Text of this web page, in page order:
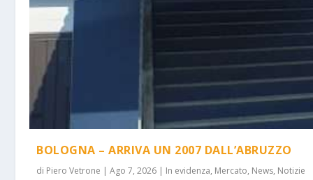
BOLOGNA – ARRIVA UN 2007 DALL’ABRUZZO
di Piero Vetrone |Ago 7, 2026 | In evidenza, Mercato, News, Notizie